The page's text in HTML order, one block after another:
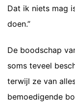
Dat ik niets mag
doen.”
De boodschap
soms teveel
terwijl ze van
bemoedigende